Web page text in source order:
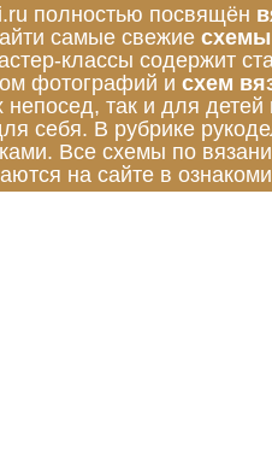
полностью посвящён
самые свежие схемы
классы содержит
фотографий и схем
непосед, так и для
себя. В рубрике
Все схемы по
на сайте в